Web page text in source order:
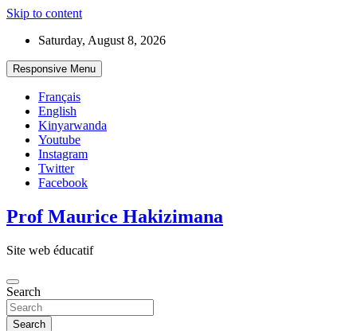
Skip to content
Saturday, August 8, 2026
Responsive Menu
Français
English
Kinyarwanda
Youtube
Instagram
Twitter
Facebook
Prof Maurice Hakizimana
Site web éducatif
Search
Search